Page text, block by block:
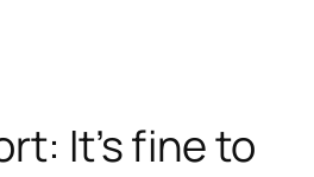
It’s fine to